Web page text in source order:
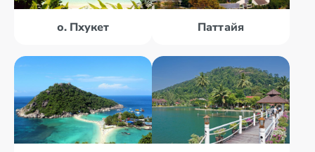
о. Пхукет Паттайя